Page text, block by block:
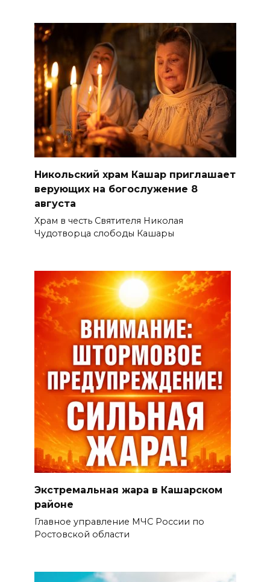
Никольский храм Кашар приглашает
верующих на богослужение 8
августа
Храм в честь Святителя Николая
Чудотворца слободы Кашары
Экстремальная жара в Кашарском
районе
Главное управление МЧС России по
Ростовской области